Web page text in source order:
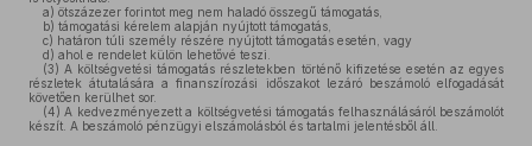
a) ötszázezer forintot meg nem haladó összegű támogatás,
b) támogatási kérelem alapján nyújtott támogatás,
c) határon túli személy részére nyújtott támogatás esetén, vagy
d) ahol e rendelet külön lehetővé teszi.
(3) A költségvetési támogatás részletekben történő kifizetése esetén az egyes
részletek átutalására a finanszírozási időszakot lezáró beszámoló elfogadását
követően kerülhet sor.
(4) A kedvezményezett a költségvetési támogatás felhasználásáról beszámolót
készít. A beszámoló pénzügyi elszámolásból és tartalmi jelentésből áll.